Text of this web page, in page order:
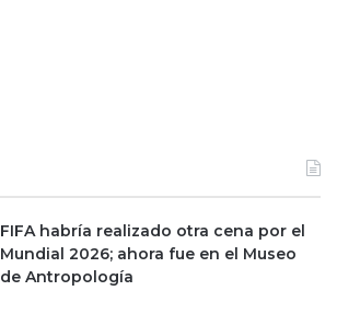
FIFA habría realizado otra cena por el
Mundial 2026; ahora fue en el Museo
de Antropología